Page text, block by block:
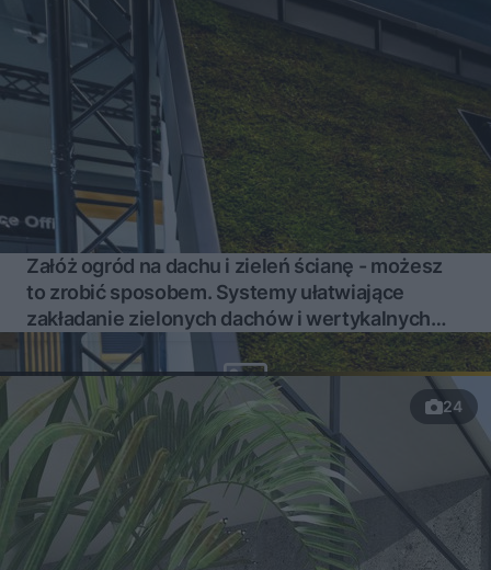
Załóż ogród na dachu i zieleń ścianę - możesz
to zrobić sposobem. Systemy ułatwiające
zakładanie zielonych dachów i wertykalnych
ogrodów
24